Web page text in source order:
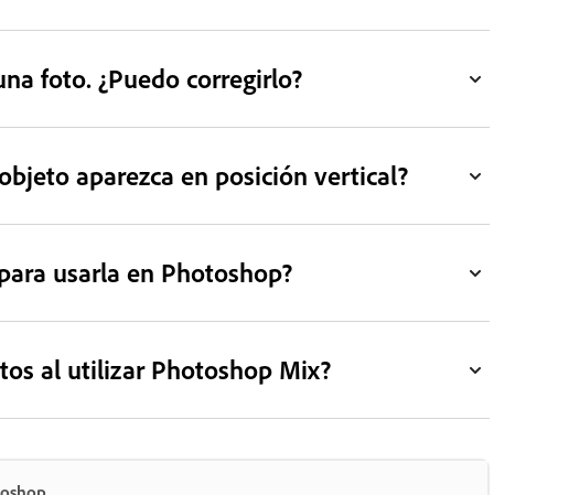
foto. ¿Puedo corregirlo?
aparezca en posición vertical?
usarla en Photoshop?
al utilizar Photoshop Mix?